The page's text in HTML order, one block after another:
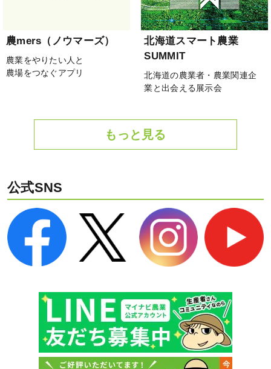
農mers（ノウマーズ）
農業をやりたい人と
農場をつなぐアプリ
北海道スマート農業
SUMMIT
北海道の農業者・農業関連企
業と出会える展示会
もっと見る
公式SNS